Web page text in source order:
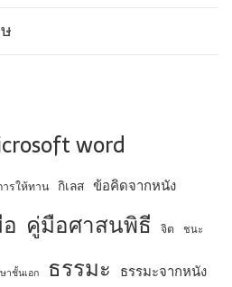
word
ารให้ทาน กิเลส ข้อคิดจากหนัง
คู่มือศาสนพิธี จิต ชนะ
าชั้นเอก ธรรมะ ธรรมะจากหนัง